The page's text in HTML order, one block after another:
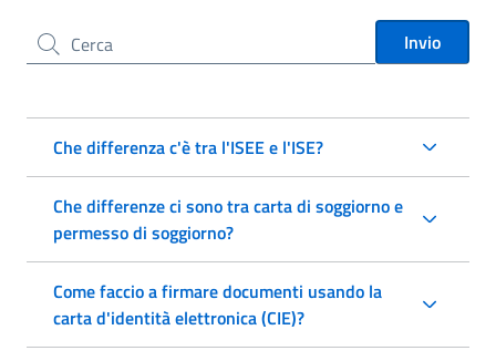
Cerca nel sito Invio
Che differenza c'è tra l'ISEE e l'ISE?
Che differenze ci sono tra carta di soggiorno e
permesso di soggiorno?
Come faccio a firmare documenti usando la
carta d'identità elettronica (CIE)?